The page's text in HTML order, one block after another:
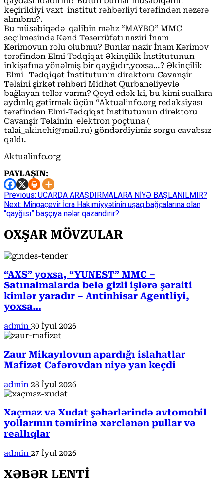
keçirildiyi vaxt institut rəhbərliyi tərəfindən nəzərə
alınıbmı?.
Bu müsabiqədə qalibin məhz “MAYBO” MMC
seçilməsində Kənd Təsərrüfatı naziri İnam
Kərimovun rolu olubmu? Bunlar nazir İnam Kərimov
tərəfindən Elmi Tədqiqat Əkinçilik İnstitutunun
inkişafına yönəlmiş bir qayğıdır,yoxsa…? Əkinçilik
Elmi- Tədqiqat İnstitutunin direktoru Cavanşir
Təlaini şirkət rəhbəri Midhət Qurbanəliyevlə
bağlayan tellər varmı? Qeyd edək ki, bu kimi suallara
aydınlq gətirmək üçün “Aktualinfo.org redaksiyası
tərəfindən Elmi-Tədqiqat İnstitutunun direktoru
Cavanşir Təlainin elektron poçtuna (
talai_akinchi@mail.ru) göndərdiyimiz sorgu cavabsız
qaldı.
Aktualinfo.org
PAYLAŞIN:
Continue
Reading
Previous: UCARDA ARAŞDIRMALARA NİYƏ BAŞLANILMIR?
Next: Mingəçevir İcra Hakimiyyətinin uşaq bağçalarına olan
“qayğısı” başçıya nələr qazandırır?
OXŞAR MÖVZULAR
“AXS” yoxsa, “YUNEST” MMC –
Satınalmalarda belə gizli işlərə şəraiti
kimlər yaradır – Antinhisar Agentliyi,
yoxsa…
admin 30 İyul 2026
Zaur Mikayılovun apardığı islahatlar
Mafizət Cəfərovdan niyə yan keçdi
admin 28 İyul 2026
Xaçmaz və Xudat şəhərlərində avtomobil
yollarının təmirinə xərclənən pullar və
reallıqlar
admin 27 İyul 2026
XƏBƏR LENTİ